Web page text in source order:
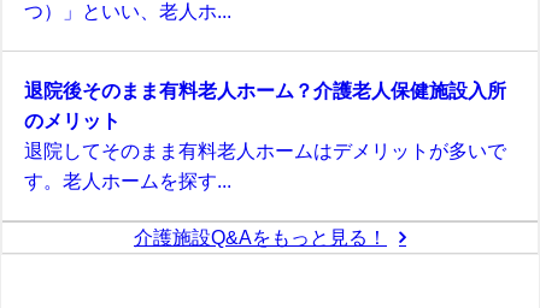
つ）」といい、老人ホ...
退院後そのまま有料老人ホーム？介護老人保健施設入所
のメリット
退院してそのまま有料老人ホームはデメリットが多いで
す。老人ホームを探す...
介護施設Q&Aをもっと見る！